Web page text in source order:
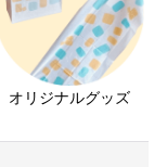
オリジナルグッズ